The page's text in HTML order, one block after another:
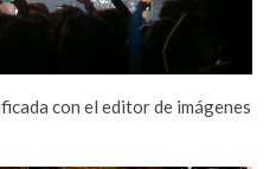
con el editor de imágenes